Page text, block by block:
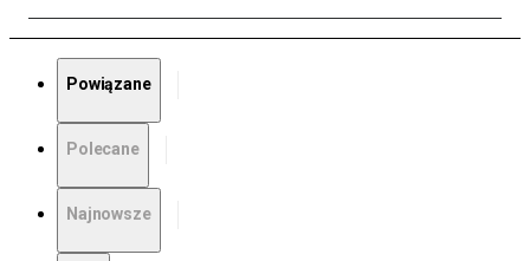
Powiązane
Polecane
Najnowsze